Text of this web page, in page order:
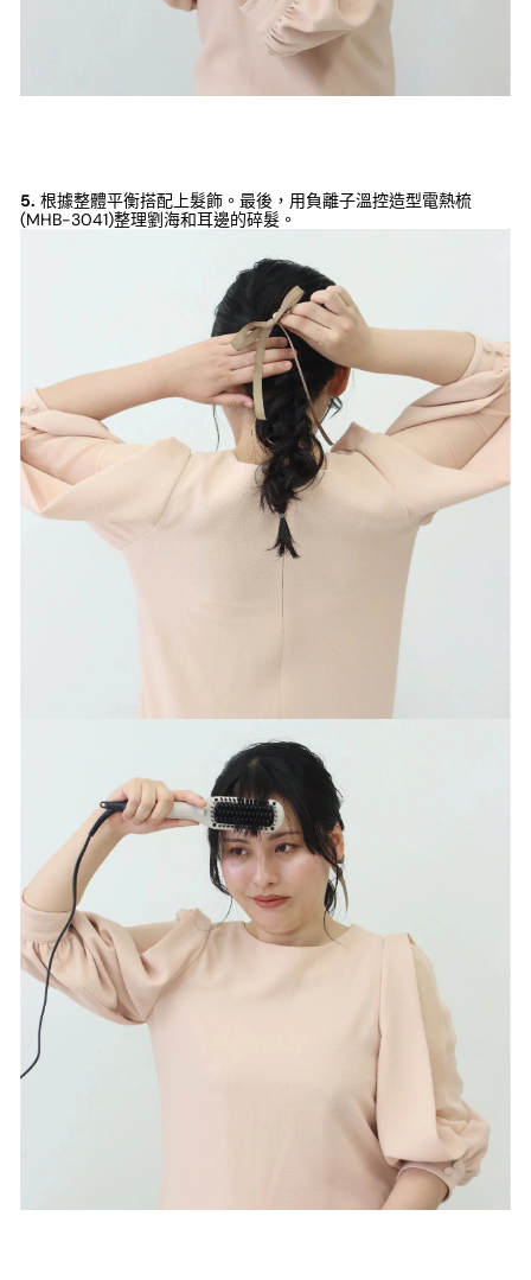
5. 根據整體平衡搭配上髮飾。最後，用負離子溫控造型電熱梳
(MHB-3041)整理劉海和耳邊的碎髮。